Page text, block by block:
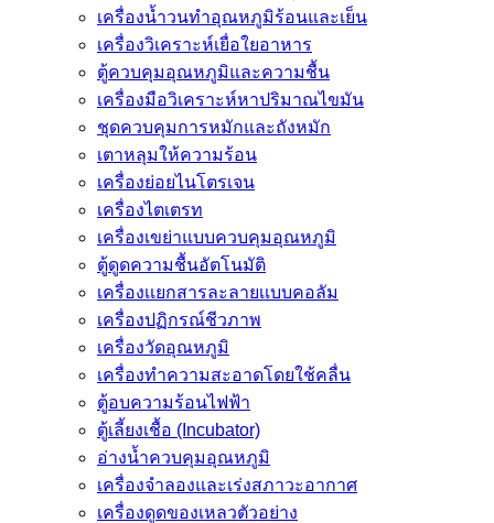
เครื่องน้ำวนทำอุณหภูมิร้อนและเย็น
เครื่องวิเคราะห์เยื่อใยอาหาร
ตู้ควบคุมอุณหภูมิและความชื้น
เครื่องมือวิเคราะห์หาปริมาณไขมัน
ชุดควบคุมการหมักและถังหมัก
เตาหลุมให้ความร้อน
เครื่องย่อยไนโตรเจน
เครื่องไตเตรท
เครื่องเขย่าแบบควบคุมอุณหภูมิ
ตู้ดูดความชื้นอัตโนมัติ
เครื่องเเยกสารละลายเเบบคอลัม
เครื่องปฏิกรณ์ชีวภาพ
เครื่องวัดอุณหภูมิ
เครื่องทำความสะอาดโดยใช้คลื่น
ตู้อบความร้อนไฟฟ้า
ตู้เลี้ยงเชื้อ (Incubator)
อ่างน้ำควบคุมอุณหภูมิ
เครื่องจำลองและเร่งสภาวะอากาศ
เครื่องดูดของเหลวตัวอย่าง